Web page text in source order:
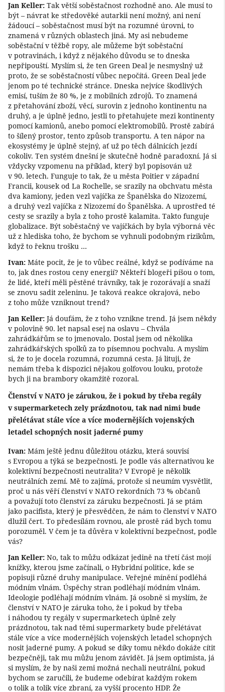
Jan Keller: Tak větší soběstačnost rozhodně ano. Ale musí to
být – návrat ke středověké autarkii není možný, ani není
žádoucí – soběstačnost musí být na rozumné úrovni, to
znamená v různých oblastech jiná. My asi nebudeme
soběstační v těžbě ropy, ale můžeme být soběstační
v potravinách, i když z nějakého důvodu se to dneska
nepřipouští. Myslím si, že ten Green Deal je nesmyslný už
proto, že se soběstačností vůbec nepočítá. Green Deal jede
jenom po té technické stránce. Dneska nejvíce škodlivých
emisí, tuším že 80 %, je z mobilních zdrojů. To znamená
z přetahování zboží, věcí, surovin z jednoho kontinentu na
druhý, a je úplně jedno, jestli to přetahujete mezi kontinenty
pomocí kamionů, anebo pomocí elektromobilů. Prostě zabírá
to šílený prostor, tento způsob transportu. A ten nápor na
ekosystémy je úplně stejný, ať už po těch dálnicích jezdí
cokoliv. Ten systém dnešní je skutečně hodně paradoxní. Já si
vždycky vzpomenu na příklad, který byl popisován už
v 90. letech. Funguje to tak, že u města Poitier v západní
Francii, kousek od La Rochelle, se srazily na obchvatu města
dva kamiony, jeden vezl vajíčka ze Španělska do Nizozemí,
a druhý vezl vajíčka z Nizozemí do Španělska. A uprostřed té
cesty se srazily a byla z toho prostě kalamita. Takto funguje
globalizace. Být soběstačný ve vajíčkách by byla výborná věc
už z hlediska toho, že bychom se vyhnuli podobným rizikům,
když to řeknu trošku …
Ivan: Máte pocit, že je to vůbec reálné, když se podíváme na
to, jak dnes rostou ceny energií? Někteří blogeři píšou o tom,
že lidé, kteří měli pěstěné trávníky, tak je rozorávají a snaží
se znovu sadit zeleninu. Je taková reakce okrajová, nebo
z toho může vzniknout trend?
Jan Keller: Já doufám, že z toho vznikne trend. Já jsem někdy
v polovině 90. let napsal esej na oslavu – Chvála
zahrádkářům se to jmenovalo. Dostal jsem od několika
zahrádkářských spolků za to písemnou pochvalu. A myslím
si, že to je docela rozumná, rozumná cesta. Já lituji, že
nemám třeba k dispozici nějakou golfovou louku, protože
bych ji na brambory okamžitě rozoral.
Členství v NATO je zárukou, že i pokud by třeba regály
v supermarketech zely prázdnotou, tak nad nimi bude
přelétávat stále více a více modernějších vojenských
letadel schopných nosit jaderné pumy
Ivan: Mám ještě jednu důležitou otázku, která souvisí
s Evropou a týká se bezpečnosti. Je podle vás alternativou ke
kolektivní bezpečnosti neutralita? V Evropě je několik
neutrálních zemí. Mě to zajímá, protože si neumím vysvětlit,
proč u nás věří členství v NATO rekordních 73 % občanů
a považují toto členství za záruku bezpečnosti. Já se ptám
jako pacifista, který je přesvědčen, že nám to členství v NATO
dlužil čert. To předesílám rovnou, ale prostě rád bych tomu
porozuměl. V čem je ta důvěra v kolektivní bezpečnost, podle
vás?
Jan Keller: No, tak to můžu odkázat jedině na třetí část mojí
knížky, kterou jsme začínali, o Hybridní politice, kde se
popisuji různé druhy manipulace. Veřejné mínění podléhá
módním vlnám. Úspěchy stran podléhají módním vlnám.
Ideologie podléhají módním vlnám. Já osobně si myslím, že
členství v NATO je záruka toho, že i pokud by třeba
i náhodou ty regály v supermarketech úplně zely
prázdnotou, tak nad těmi supermarkety bude přelétávat
stále více a více modernějších vojenských letadel schopných
nosit jaderné pumy. A pokud se díky tomu někdo dokáže cítit
bezpečněji, tak mu můžu jenom závidět. Já jsem optimista, já
si myslím, že by naši zemi možná nechali neutrální, pokud
bychom se zaručili, že budeme odebírat každým rokem
o tolik a tolik více zbraní, za vyšší procento HDP. Že